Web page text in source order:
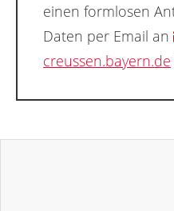
einen formlosen
Daten per Email an
creussen.bayern.de